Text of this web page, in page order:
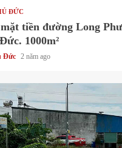
ĐỨC
tiền đường Long
1000m²
Đức 2 năm ago